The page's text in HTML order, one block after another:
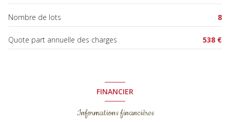
Nombre de lots 8
Quote part annuelle des charges 538 €
FINANCIER
Informations financières